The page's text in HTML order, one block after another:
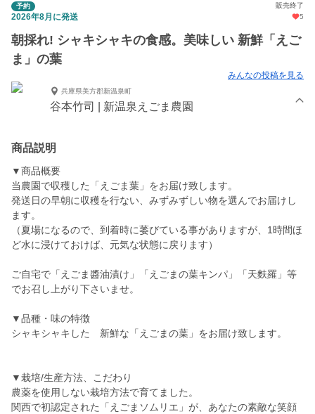
予約 販売終了
2026年8月に発送 5
朝採れ! シャキシャキの食感。美味しい 新鮮「えご
ま」の葉
みんなの投稿を見る
兵庫県美方郡新温泉町
谷本竹司 | 新温泉えごま農園
商品説明
▼商品概要
当農園で収穫した「えごま葉」をお届け致します。
発送日の早朝に収穫を行ない、みずみずしい物を選んでお届けし
ます。
（夏場になるので、到着時に萎びている事がありますが、1時間ほ
ど水に浸けておけば、元気な状態に戻ります）
ご自宅で「えごま醬油漬け」「えごまの葉キンパ」「天麩羅」等
でお召し上がり下さいませ。
▼品種・味の特徴
シャキシャキした 新鮮な「えごまの葉」をお届け致します。
▼栽培/生産方法、こだわり
農薬を使用しない栽培方法で育てました。
関西で初認定された「えごまソムリエ」が、あなたの素敵な笑顔